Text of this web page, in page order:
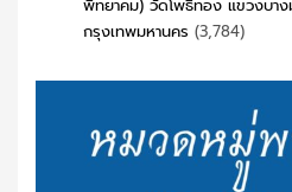
พิทยาคม) วัดโพธิทอง แขวงบา
กรุงเทพมหานคร (3,784)